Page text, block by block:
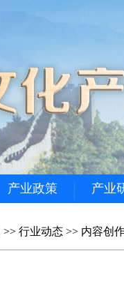
产业政策 产业
>> 行业动态 >> 内容创